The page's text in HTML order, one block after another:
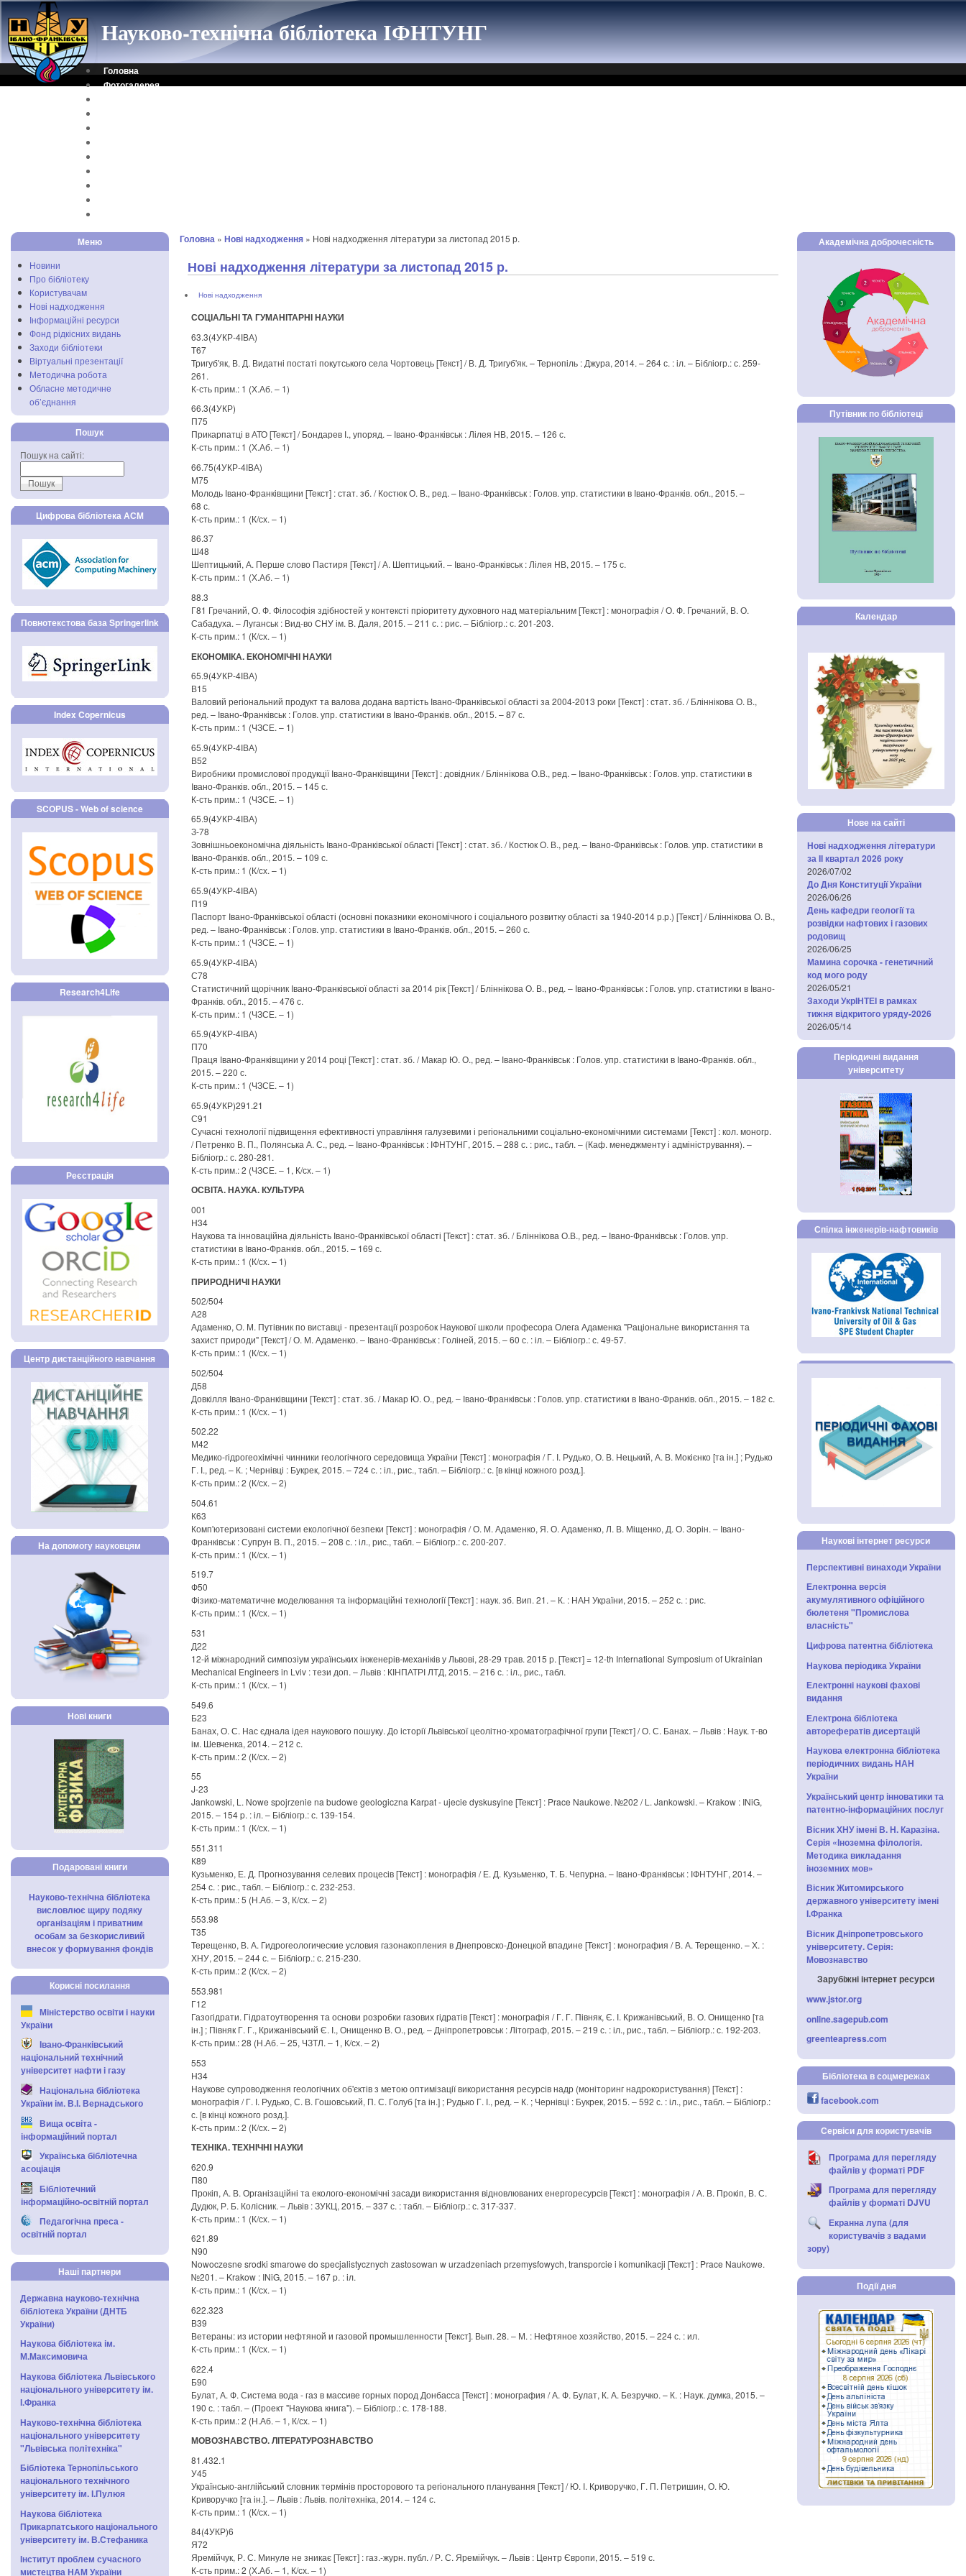
Науково-технічна бібліотека ІФНТУНГ
Головна
Фотогалерея
Меню
Новини
Про бібліотеку
Користувачам
Нові надходження
Інформаційні ресурси
Фонд рідкісних видань
Заходи бібліотеки
Віртуальні презентації
Методична робота
Обласне методичне
об’єднання
Пошук
Пошук на сайті:
Цифрова бібліотека АСМ
Повнотекстова база Springerlink
Index Copernicus
SCOPUS - Web of science
Research4Life
Реєстрація
Центр дистанційного навчання
На допомогу науковцям
Нові книги
Подаровані книги
Науково-технічна бібліотека
висловлює щиру подяку
організаціям і приватним
особам за безкорисливий
внесок у формування фондів
Корисні посилання
Міністерство освіти і науки
України
Івано-Франківський
національний технічний
університет нафти і газу
Національна бібліотека
України ім. В.І. Вернадського
Вища освіта -
інформаційний портал
Українська бібліотечна
асоціація
Бібліотечний
інформаційно-освітній портал
Педагогічна преса -
освітній портал
Наші партнери
Державна науково-технічна
бібліотека України (ДНТБ
України)
Наукова бібліотека ім.
М.Максимовича
Наукова бібліотека Львівського
національного університету ім.
І.Франка
Науково-технічна бібліотека
національного університету
"Львівська політехніка"
Бібліотека Тернопільського
національного технічного
університету ім. І.Пулюя
Наукова бібліотека
Прикарпатського національного
університету ім. В.Стефаника
Інститут проблем сучасного
мистецтва НАМ України
Головна » Нові надходження » Нові надходження літератури за листопад 2015 р.
Нові надходження літератури за листопад 2015 р.
Нові надходження
СОЦІАЛЬНІ ТА ГУМАНІТАРНІ НАУКИ
63.3(4УКР-4ІВА)
Т67
Тригуб'як, В. Д. Видатні постаті покутського села Чортовець [Текст] / В. Д. Тригуб'як. – Тернопіль : Джура, 2014. – 264 с. : іл. – Бібліогр.: с. 259-
261.
К-сть прим.: 1 (Х.Аб. – 1)
66.3(4УКР)
П75
Прикарпатці в АТО [Текст] / Бондарев І., упоряд. – Івано-Франківськ : Лілея НВ, 2015. – 126 с.
К-сть прим.: 1 (Х.Аб. – 1)
66.75(4УКР-4ІВА)
М75
Молодь Івано-Франківщини [Текст] : стат. зб. / Костюк О. В., ред. – Івано-Франківськ : Голов. упр. статистики в Івано-Франків. обл., 2015. –
68 с.
К-сть прим.: 1 (К/сх. – 1)
86.37
Ш48
Шептицький, А. Перше слово Пастиря [Текст] / А. Шептицький. – Івано-Франківськ : Лілея НВ, 2015. – 175 с.
К-сть прим.: 1 (Х.Аб. – 1)
88.3
Г81 Гречаний, О. Ф. Філософія здібностей у контексті пріоритету духовного над матеріальним [Текст] : монографія / О. Ф. Гречаний, В. О.
Сабадуха. – Луганськ : Вид-во СНУ ім. В. Даля, 2015. – 211 с. : рис. – Бібліогр.: с. 201-203.
К-сть прим.: 1 (К/сх. – 1)
ЕКОНОМІКА. ЕКОНОМІЧНІ НАУКИ
65.9(4УКР-4ІВА)
В15
Валовий регіональний продукт та валова додана вартість Івано-Франківської області за 2004-2013 роки [Текст] : стат. зб. / Бліннікова О. В.,
ред. – Івано-Франківськ : Голов. упр. статистики в Івано-Франків. обл., 2015. – 87 с.
К-сть прим.: 1 (ЧЗСЕ. – 1)
65.9(4УКР-4ІВА)
В52
Виробники промислової продукції Івано-Франківщини [Текст] : довідник / Бліннікова О.В., ред. – Івано-Франківськ : Голов. упр. статистики в
Івано-Франків. обл., 2015. – 145 с.
К-сть прим.: 1 (ЧЗСЕ. – 1)
65.9(4УКР-4ІВА)
З-78
Зовнішньоекономічна діяльність Івано-Франківської області [Текст] : стат. зб. / Костюк О. В., ред. – Івано-Франківськ : Голов. упр. статистики в
Івано-Франків. обл., 2015. – 109 с.
К-сть прим.: 1 (К/сх. – 1)
65.9(4УКР-4ІВА)
П19
Паспорт Івано-Франківської області (основні показники економічного і соціального розвитку області за 1940-2014 р.р.) [Текст] / Бліннікова О. В.,
ред. – Івано-Франківськ : Голов. упр. статистики в Івано-Франків. обл., 2015. – 260 с.
К-сть прим.: 1 (ЧЗСЕ. – 1)
65.9(4УКР-4ІВА)
С78
Статистичний щорічник Івано-Франківської області за 2014 рік [Текст] / Бліннікова О. В., ред. – Івано-Франківськ : Голов. упр. статистики в Івано-
Франків. обл., 2015. – 476 с.
К-сть прим.: 1 (ЧЗСЕ. – 1)
65.9(4УКР-4ІВА)
П70
Праця Івано-Франківщини у 2014 році [Текст] : стат. зб. / Макар Ю. О., ред. – Івано-Франківськ : Голов. упр. статистики в Івано-Франків. обл.,
2015. – 220 с.
К-сть прим.: 1 (ЧЗСЕ. – 1)
65.9(4УКР)291.21
С91
Сучасні технології підвищення ефективності управління галузевими і регіональними соціально-економічними системами [Текст] : кол. моногр.
/ Петренко В. П., Полянська А. С., ред. – Івано-Франківськ : ІФНТУНГ, 2015. – 288 с. : рис., табл. – (Каф. менеджменту і адміністрування). –
Бібліогр.: с. 280-281.
К-сть прим.: 2 (ЧЗСЕ. – 1, К/сх. – 1)
ОСВІТА. НАУКА. КУЛЬТУРА
001
Н34
Наукова та інноваційна діяльність Івано-Франківської області [Текст] : стат. зб. / Бліннікова О.В., ред. – Івано-Франківськ : Голов. упр.
статистики в Івано-Франків. обл., 2015. – 169 с.
К-сть прим.: 1 (К/сх. – 1)
ПРИРОДНИЧІ НАУКИ
502/504
А28
Адаменко, О. М. Путівник по виставці - презентації розробок Наукової школи професора Олега Адаменка "Раціональне використання та
захист природи" [Текст] / О. М. Адаменко. – Івано-Франківськ : Голіней, 2015. – 60 с. : іл. – Бібліогр.: с. 49-57.
К-сть прим.: 1 (К/сх. – 1)
502/504
Д58
Довкілля Івано-Франківщини [Текст] : стат. зб. / Макар Ю. О., ред. – Івано-Франківськ : Голов. упр. статистики в Івано-Франків. обл., 2015. – 182 с.
К-сть прим.: 1 (К/сх. – 1)
502.22
М42
Медико-гідрогеохімічні чинники геологічного середовища України [Текст] : монографія / Г. І. Рудько, О. В. Нецький, А. В. Мокієнко [та ін.] ; Рудько
Г. І., ред. – К. ; Чернівці : Букрек, 2015. – 724 с. : іл., рис., табл. – Бібліогр.: с. [в кінці кожного розд.].
К-сть прим.: 2 (К/сх. – 2)
504.61
К63
Комп'ютеризовані системи екологічної безпеки [Текст] : монографія / О. М. Адаменко, Я. О. Адаменко, Л. В. Міщенко, Д. О. Зорін. – Івано-
Франківськ : Супрун В. П., 2015. – 208 с. : іл., рис., табл. – Бібліогр.: с. 200-207.
К-сть прим.: 1 (К/сх. – 1)
519.7
Ф50
Фізико-математичне моделювання та інформаційні технології [Текст] : наук. зб. Вип. 21. – К. : НАН України, 2015. – 252 с. : рис.
К-сть прим.: 1 (К/сх. – 1)
531
Д22
12-й міжнародний симпозіум українських інженерів-механіків у Львові, 28-29 трав. 2015 р. [Текст] = 12-th International Symposium of Ukrainian
Mechanical Engineers in Lviv : тези доп. – Львів : КІНПАТРІ ЛТД, 2015. – 216 с. : іл., рис., табл.
К-сть прим.: 1 (К/сх. – 1)
549.6
Б23
Банах, О. С. Нас єднала ідея наукового пошуку. До історії Львівської цеолітно-хроматографічної групи [Текст] / О. С. Банах. – Львів : Наук. т-во
ім. Шевченка, 2014. – 212 с.
К-сть прим.: 2 (К/сх. – 2)
55
J-23
Jankowski, L. Nowe spojrzenie na budowe geologiczna Karpat - ujecie dyskusyine [Текст] : Prace Naukowe. №202 / L. Jankowski. – Krakow : INiG,
2015. – 154 p. : іл. – Бібліогр.: с. 139-154.
К-сть прим.: 1 (К/сх. – 1)
551.311
К89
Кузьменко, Е. Д. Прогнозування селевих процесів [Текст] : монографія / Е. Д. Кузьменко, Т. Б. Чепурна. – Івано-Франківськ : ІФНТУНГ, 2014. –
254 с. : рис., табл. – Бібліогр.: с. 232-253.
К-сть прим.: 5 (Н.Аб. – 3, К/сх. – 2)
553.98
Т35
Терещенко, В. А. Гидрогеологические условия газонакопления в Днепровско-Донецкой впадине [Текст] : монография / В. А. Терещенко. – Х. :
ХНУ, 2015. – 244 с. – Бібліогр.: с. 215-230.
К-сть прим.: 2 (К/сх. – 2)
553.981
Г12
Газогідрати. Гідратоутворення та основи розробки газових гідратів [Текст] : монографія / Г. Г. Півняк, Є. І. Крижанівський, В. О. Онищенко [та
ін.] ; Півняк Г. Г., Крижанівський Є. І., Онищенко В. О., ред. – Дніпропетровськ : Літограф, 2015. – 219 с. : іл., рис., табл. – Бібліогр.: с. 192-203.
К-сть прим.: 28 (Н.Аб. – 25, ЧЗТЛ. – 1, К/сх. – 2)
553
Н34
Наукове супроводження геологічних об'єктів з метою оптимізації використання ресурсів надр (моніторинг надрокористування) [Текст] :
монографія / Г. І. Рудько, С. В. Гошовський, П. С. Голуб [та ін.] ; Рудько Г. І., ред. – К. ; Чернівці : Букрек, 2015. – 592 с. : іл., рис., табл. – Бібліогр.:
с. [в кінці кожного розд.].
К-сть прим.: 2 (К/сх. – 2)
ТЕХНІКА. ТЕХНІЧНІ НАУКИ
620.9
П80
Прокіп, А. В. Організаційні та еколого-економічні засади використання відновлюваних енергоресурсів [Текст] : монографія / А. В. Прокіп, В. С.
Дудюк, Р. Б. Колісник. – Львів : ЗУКЦ, 2015. – 337 с. : табл. – Бібліогр.: с. 317-337.
К-сть прим.: 1 (К/сх. – 1)
621.89
N90
Nowoczesne srodki smarowe do specjalistycznych zastosowan w urzadzeniach przemysfowych, transporcie i komunikacji [Текст] : Prace Naukowe.
№201. – Krakow : INiG, 2015. – 167 p. : іл.
К-сть прим.: 1 (К/сх. – 1)
622.323
В39
Ветераны: из истории нефтяной и газовой промышленности [Текст]. Вып. 28. – М. : Нефтяное хозяйство, 2015. – 224 с. : ил.
К-сть прим.: 1 (К/сх. – 1)
622.4
Б90
Булат, А. Ф. Система вода - газ в массиве горных пород Донбасса [Текст] : монография / А. Ф. Булат, К. А. Безручко. – К. : Наук. думка, 2015. –
190 с. : табл. – (Проект "Наукова книга"). – Бібліогр.: с. 178-188.
К-сть прим.: 2 (Н.Аб. – 1, К/сх. – 1)
МОВОЗНАВСТВО. ЛІТЕРАТУРОЗНАВСТВО
81.432.1
У45
Українсько-англійський словник термінів просторового та регіонального планування [Текст] / Ю. І. Криворучко, Г. П. Петришин, О. Ю.
Криворучко [та ін.]. – Львів : Львів. політехніка, 2014. – 124 с.
К-сть прим.: 1 (К/сх. – 1)
84(4УКР)6
Я72
Яремійчук, Р. С. Минуле не зникає [Текст] : газ.-журн. публ. / Р. С. Яремійчук. – Львів : Центр Європи, 2015. – 519 с.
К-сть прим.: 2 (Х.Аб. – 1, К/сх. – 1)
Академічна доброчесність
Путівник по бібліотеці
Календар
Нове на сайті
Нові надходження літератури
за IІ квартал 2026 року
2026/07/02
До Дня Конституції України
2026/06/26
День кафедри геології та
розвідки нафтових і газових
родовищ
2026/06/25
Мамина сорочка - генетичний
код мого роду
2026/05/21
Заходи УкрІНТЕІ в рамках
тижня відкритого уряду-2026
2026/05/14
Періодичні видання
університету
Спілка інженерів-нафтовиків
Наукові інтернет ресурси
Перспективні винаходи України
Електронна версія
акумулятивного офіційного
бюлетеня "Промислова
власність"
Цифрова патентна бібліотека
Наукова періодика України
Електронні наукові фахові
видання
Електрона бібліотека
авторефератів дисертацій
Наукова електронна бібліотека
періодичних видань НАН
України
Український центр інноватики та
патентно-інформаційних послуг
Вісник ХНУ імені В. Н. Каразіна.
Серія «Іноземна філологія.
Методика викладання
іноземних мов»
Вісник Житомирського
державного університету імені
І.Франка
Вісник Дніпропетровського
університету. Серія:
Мовознавство
Зарубіжні інтернет ресурси
www.jstor.org
online.sagepub.com
greenteapress.com
Бібліотека в соцмережах
facebook.com
Сервіси для користувачів
Програма для перегляду
файлів у форматі PDF
Програма для перегляду
файлів у форматі DJVU
Екранна лупа (для
користувачів з вадами
зору)
Події дня